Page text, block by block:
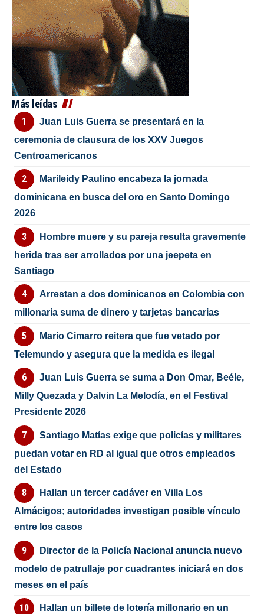
Más leídas
Juan Luis Guerra se presentará en la
ceremonia de clausura de los XXV Juegos
Centroamericanos
Marileidy Paulino encabeza la jornada
dominicana en busca del oro en Santo Domingo
2026
Hombre muere y su pareja resulta gravemente
herida tras ser arrollados por una jeepeta en
Santiago
Arrestan a dos dominicanos en Colombia con
millonaria suma de dinero y tarjetas bancarias
Mario Cimarro reitera que fue vetado por
Telemundo y asegura que la medida es ilegal
Juan Luis Guerra se suma a Don Omar, Beéle,
Milly Quezada y Dalvin La Melodía, en el Festival
Presidente 2026
Santiago Matías exige que policías y militares
puedan votar en RD al igual que otros empleados
del Estado
Hallan un tercer cadáver en Villa Los
Almácigos; autoridades investigan posible vínculo
entre los casos
Director de la Policía Nacional anuncia nuevo
modelo de patrullaje por cuadrantes iniciará en dos
meses en el país
Hallan un billete de lotería millonario en un